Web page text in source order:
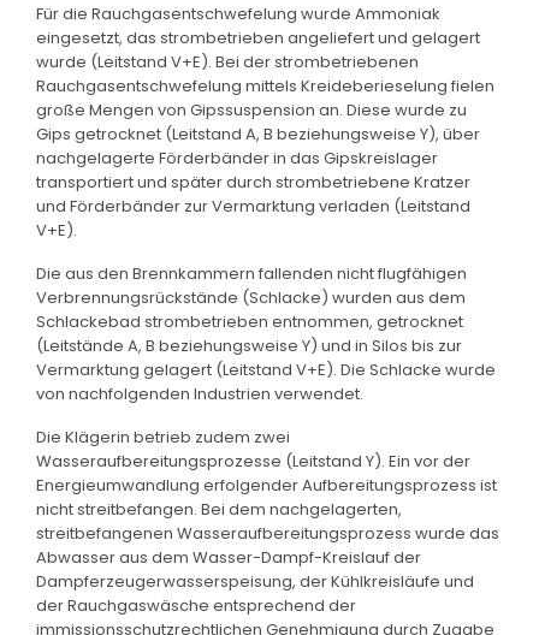
Für die Rauchgasentschwefelung wurde Ammoniak
eingesetzt, das strombetrieben angeliefert und gelagert
wurde (Leitstand V+E). Bei der strombetriebenen
Rauchgasentschwefelung mittels Kreideberieselung fielen
große Mengen von Gipssuspension an. Diese wurde zu
Gips getrocknet (Leitstand A, B beziehungsweise Y), über
nachgelagerte Förderbänder in das Gipskreislager
transportiert und später durch strombetriebene Kratzer
und Förderbänder zur Vermarktung verladen (Leitstand
V+E).
Die aus den Brennkammern fallenden nicht flugfähigen
Verbrennungsrückstände (Schlacke) wurden aus dem
Schlackebad strombetrieben entnommen, getrocknet
(Leitstände A, B beziehungsweise Y) und in Silos bis zur
Vermarktung gelagert (Leitstand V+E). Die Schlacke wurde
von nachfolgenden Industrien verwendet.
Die Klägerin betrieb zudem zwei
Wasseraufbereitungsprozesse (Leitstand Y). Ein vor der
Energieumwandlung erfolgender Aufbereitungsprozess ist
nicht streitbefangen. Bei dem nachgelagerten,
streitbefangenen Wasseraufbereitungsprozess wurde das
Abwasser aus dem Wasser-Dampf-Kreislauf der
Dampferzeugerwasserspeisung, der Kühlkreisläufe und
der Rauchgaswäsche entsprechend der
immissionsschutzrechtlichen Genehmigung durch Zugabe